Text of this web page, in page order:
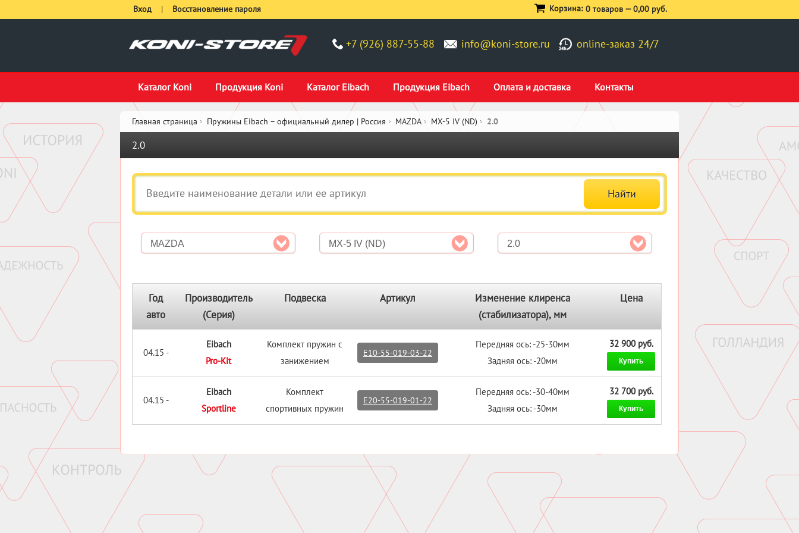
+7 (926) 887-55-88 info@koni-store.ru online-заказ 24/7
Каталог Koni Продукция Koni Каталог Eibach Продукция Eibach Оплата и доставка Контакты
Вход | Восстановление пароля Корзина: 0 товаров —0,00 руб.
Главная страница Пружины Eibach – официальный дилер | Россия MAZDA MX-5 IV (ND) 2.0
2.0
MAZDA MX-5 IV (ND) 2.0
Год
авто
Производитель
(Серия)
Подвеска Артикул
Изменение клиренса
(стабилизатора), мм
Цена
04.15 -
Eibach
Pro-Kit
Комплект пружин с
занижением
E10-55-019-03-22
Передняя ось: -25-30мм
Задняя ось: -20мм
32 900 руб.
Купить
04.15 -
Eibach
Sportline
Комплект
спортивных пружин
E20-55-019-01-22
Передняя ось: -30-40мм
Задняя ось: -30мм
32 700 руб.
Купить